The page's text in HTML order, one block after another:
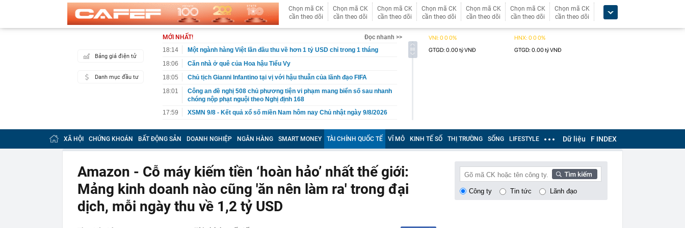
Chọn mã CK
cần theo dõi
Chọn mã CK
cần theo dõi
Chọn mã CK
cần theo dõi
Chọn mã CK
cần theo dõi
Chọn mã CK
cần theo dõi
Chọn mã CK
cần theo dõi
Chọn mã CK
cần theo dõi
Bảng giá điện tử
Danh mục đầu tư
MỚI NHẤT!
Đọc nhanh >>
18:14
Một ngành hàng Việt lần đầu thu về hơn 1 tỷ USD chỉ trong 1 tháng
18:06
Căn nhà ở quê của Hoa hậu Tiểu Vy
18:05
Chủ tịch Gianni Infantino tại vị với hậu thuẫn của lãnh đạo FIFA
18:01
Công an đề nghị 508 chủ phương tiện vi phạm mang biển số sau nhanh
chóng nộp phạt nguội theo Nghị định 168
17:59
XSMN 9/8 - Kết quả xổ số miền Nam hôm nay Chủ nhật ngày 9/8/2026
Công an phát cảnh báo
17:51
Một doanh nghiệp sắp trả 3.000 đồng/cp, lịch sử cổ tức tiền mặt “đều
17:50
Người gan yếu nhớ uống 5 loại nước này vào đầu thu để dưỡng gan,
thải độc
17:39
Thông cáo đặc biệt của Ban Chấp hành Trung ương Đảng Cộng sản
Việt Nam
17:37
“Nữ cơ trưởng đẹp nhất lịch sử hàng không” giờ ra sao?
Nhà có khách bất ngờ, tôi vét tủ lạnh làm mâm cơm 5 món: Món rẻ
XÃ HỘI CHỨNG KHOÁN BẤT ĐỘNG SẢN DOANH NGHIỆP NGÂN HÀNG SMART MONEY TÀI CHÍNH QUỐC TẾ VĨ MÔ KINH TẾ SỐ THỊ TRƯỜNG SỐNG LIFESTYLE Dữ liệu F INDEX
Amazon - Cỗ máy kiếm tiền ‘hoàn hảo’ nhất thế giới:
Mảng kinh doanh nào cũng 'ăn nên làm ra' trong đại
dịch, mỗi ngày thu về 1,2 tỷ USD
Công ty Tin tức Lãnh đạo